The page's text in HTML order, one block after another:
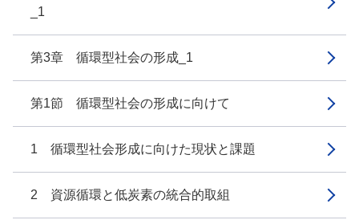
_1
第3章 循環型社会の形成_1
第1節 循環型社会の形成に向けて
1 循環型社会形成に向けた現状と課題
2 資源循環と低炭素の統合的取組